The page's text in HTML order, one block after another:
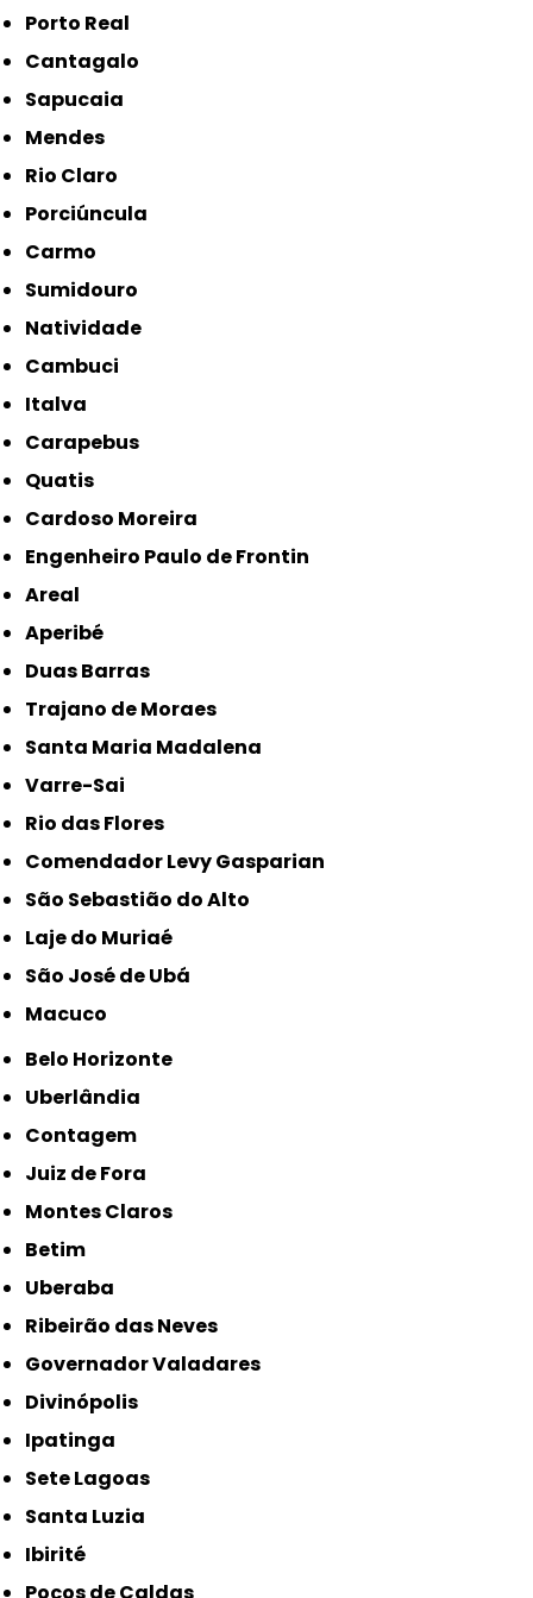
Porto Real
Cantagalo
Sapucaia
Mendes
Rio Claro
Porciúncula
Carmo
Sumidouro
Natividade
Cambuci
Italva
Carapebus
Quatis
Cardoso Moreira
Engenheiro Paulo de Frontin
Areal
Aperibé
Duas Barras
Trajano de Moraes
Santa Maria Madalena
Varre-Sai
Rio das Flores
Comendador Levy Gasparian
São Sebastião do Alto
Laje do Muriaé
São José de Ubá
Macuco
Belo Horizonte
Uberlândia
Contagem
Juiz de Fora
Montes Claros
Betim
Uberaba
Ribeirão das Neves
Governador Valadares
Divinópolis
Ipatinga
Sete Lagoas
Santa Luzia
Ibirité
Poços de Caldas